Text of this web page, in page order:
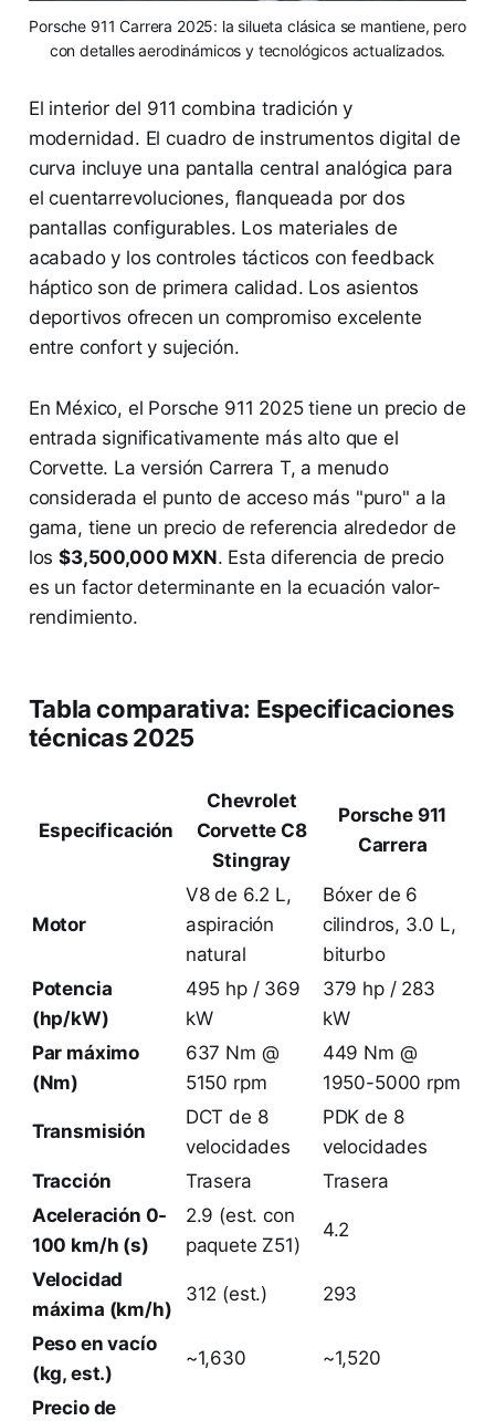
Porsche 911 Carrera 2025: la silueta clásica se mantiene, pero
con detalles aerodinámicos y tecnológicos actualizados.
El interior del 911 combina tradición y
modernidad. El cuadro de instrumentos digital de
curva incluye una pantalla central analógica para
el cuentarrevoluciones, flanqueada por dos
pantallas configurables. Los materiales de
acabado y los controles tácticos con feedback
háptico son de primera calidad. Los asientos
deportivos ofrecen un compromiso excelente
entre confort y sujeción.
En México, el Porsche 911 2025 tiene un precio de
entrada significativamente más alto que el
Corvette. La versión Carrera T, a menudo
considerada el punto de acceso más "puro" a la
gama, tiene un precio de referencia alrededor de
los$3,500,000 MXN. Esta diferencia de precio
es un factor determinante en la ecuación valor-
rendimiento.
Tabla comparativa: Especificaciones
técnicas 2025
Especificación
Chevrolet
Corvette C8
Stingray
Porsche 911
Carrera
Motor
V8 de 6.2 L,
aspiración
natural
Bóxer de 6
cilindros, 3.0 L,
biturbo
Potencia
(hp/kW)
495 hp / 369
kW
379 hp / 283
kW
Par máximo
(Nm)
637 Nm @
5150 rpm
449 Nm @
1950-5000 rpm
Transmisión
DCT de 8
velocidades
PDK de 8
velocidades
Tracción
Trasera
Trasera
Aceleración 0-
100 km/h (s)
2.9 (est. con
paquete Z51)
4.2
Velocidad
máxima (km/h)
312 (est.) 293
Peso en vacío
(kg, est.)
~1,630 ~1,520
Precio de